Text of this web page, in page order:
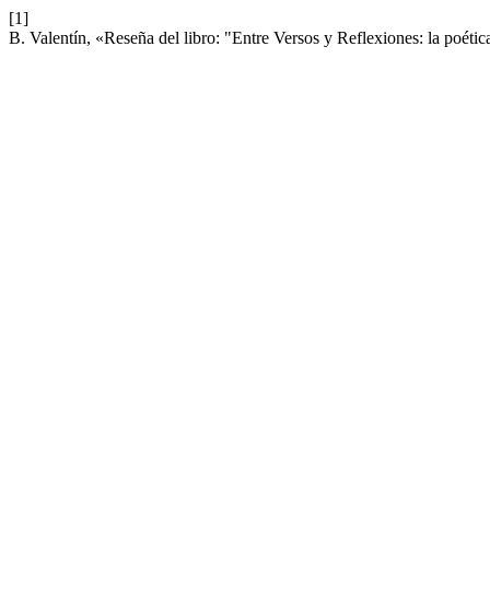
[1]
B. Valentín, «Reseña del libro: "Entre Versos y Reflexiones: la